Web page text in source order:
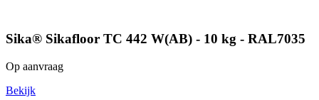
Sika® Sikafloor TC 442 W(AB) - 10 kg - RAL7035
Op aanvraag
Bekijk